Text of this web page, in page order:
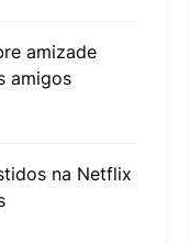
amizade
amigos
na Netflix